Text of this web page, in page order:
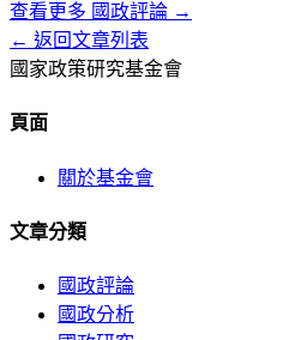
查看更多 國政評論 →
← 返回文章列表
國家政策研究基金會
頁面
關於基金會
文章分類
國政評論
國政分析